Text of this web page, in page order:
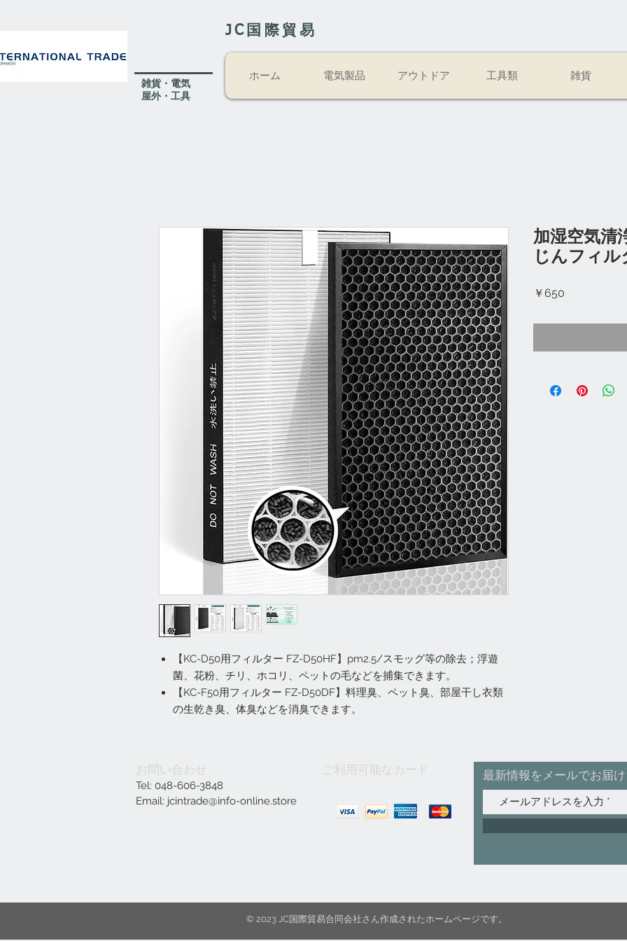
JC国際貿易
​雑貨・電気
​屋外・工具
ホーム 電気製品 アウトドア 工具類 雑貨
【KC-D50用フィルター FZ-D50HF】pm2.5/スモッグ等の除去；浮遊
菌、花粉、チリ、ホコリ、ペットの毛などを捕集できます。
【KC-F50用フィルター FZ-D50DF】料理臭、ペット臭、部屋干し衣類
の生乾き臭、体臭などを消臭できます。
加湿空気清
じんフィ
￥650
お問い合わせ
Tel: 048-606-3848
Email: jcintrade@info-online.store
ご利用可能なカード 最新情報をメールでお届
© 2023 JC国際貿易合同会社さん作成されたホームページです。